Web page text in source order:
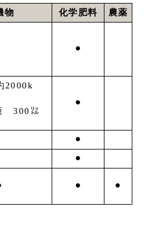
物 化学肥料
農薬
⚫︎
2000k
300㍑
⚫︎
⚫︎
⚫︎
⚫︎ ⚫︎